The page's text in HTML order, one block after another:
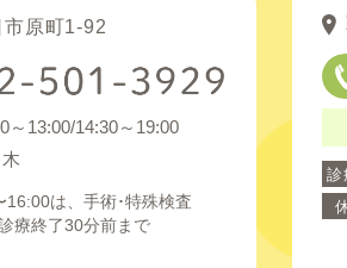
原町1-92
～13:00/14:30～19:00
は、手術･特殊検査
療終了30分前まで
診